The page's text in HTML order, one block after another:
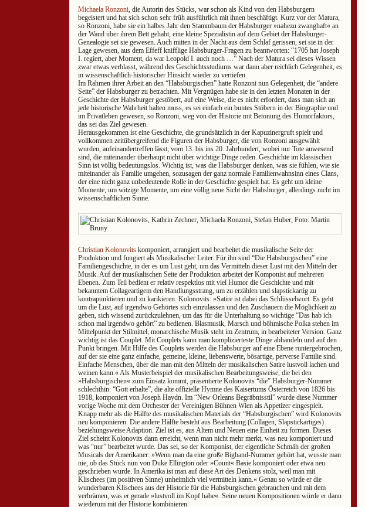
Michaela Ronzoni , die Autorin des Stücks, war schon als Kind von den Habsburgern
begeistert und hat sich schon sehr früh ausführlich mit ihnen beschäftigt. Kurz vor der Matura,
so Ronzoni, habe sie ein halbes Jahr den Stammbaum der Habsburger »nahezu zwanghaft« an
der Wand über ihrem Bett gehabt, eine kleine Spezialistin auf dem Gebiet der Habsburger-
Genealogie sei sie gewesen. Auch mitten in der Nacht aus dem Schlaf gerissen, sei sie in der
Lage gewesen, aus dem Effeff knifflige Habsburger-Fragen zu beantworten: “1705 hat Joseph
I. regiert, aber Moment, da war Leopold I. auch noch …” Nach der Matura sei dieses Wissen
zwar etwas verblasst, während des Geschichtsstudiums war dann aber reichlich Gelegenheit, es
in wissenschaftlich-historischer Hinsicht wieder zu vertiefen.
Im Rahmen ihrer Arbeit an den “Habsburgischen” hatte Ronzoni nun Gelegenheit, die “andere
Seite” der Habsburger zu betrachten. Mit Vergnügen habe sie in den letzten Monaten in der
Geschichte der Habsburger gestöbert, auf eine Weise, die es nicht erfordert, dass man sich an
jede historische Wahrheit halten muss, es sei einfach ein buntes Stöbern in der Biographie und
im Privatleben gewesen, so Ronzoni, weg von der Historie mit Betonung des Humorfaktors,
das sei das Ziel gewesen.
Herausgekommen ist eine Geschichte, die grundsätzlich in der Kapuzinergruft spielt und
vollkommen zeitübergreifend die Figuren der Habsburger, die von Ronzoni ausgewählt
wurden, aufeinandertreffen lässt, vom 13. bis ins 20. Jahrhundert, wobei nur Tote anwesend
sind, die miteinander überhaupt nicht über wichtige Dinge reden. Geschichte im klassischen
Sinn ist völlig bedeutungslos. Wichtig ist, was die Habsburger denken, was sie fühlen, wie sie
miteinander als Familie umgehen, sozusagen der ganz normale Familienwahnsinn eines Clans,
der eine nicht ganz unbedeutende Rolle in der Geschichte gespielt hat. Es geht um kleine
Momente, um witzige Momente, um eine völlig neue Sicht der Habsburger, allerdings nicht im
wissenschaftlichen Sinne.
Christian Kolonovits komponiert, arrangiert und bearbeitet die musikalische Seite der
Produktion und fungiert als Musikalischer Leiter. Für ihn sind “Die Habsburgischen” eine
Familiengeschichte, in der es um Lust geht, um das Vermitteln dieser Lust mit den Mitteln der
Musik. Auf der musikalischen Seite der Produktion arbeitet der Komponist auf mehreren
Ebenen. Zum Teil bedient er relativ respektlos mit viel Humor die Geschichte und mit
bekanntem Collageartigem den Handlungsstrang, um zu erzählen und slapstickartig zu
kontrapunktieren und zu karikieren. Kolonovits: »Satire ist dabei das Schlüsselwort. Es geht
um die Lust, auf irgendwo Gehörtes sich einzulassen und den Zuschauern die Möglichkeit zu
geben, sich wissend zurückzulehnen, um das für die Unterhaltung so wichtige “Das hab ich
schon mal irgendwo gehört” zu bedienen. Blasmusik, Marsch und böhmische Polka stehen im
Mittelpunkt der Stilmittel, monarchische Musik steht im Zentrum, in bearbeiteter Version. Ganz
wichtig ist das Couplet. Mit Couplets kann man komplizierteste Dinge abhandeln und auf den
Punkt bringen. Mit Hilfe des Couplets werden die Habsburger auf eine Ebene runtergebrochen,
auf der sie eine ganz einfache, gemeine, kleine, liebenswerte, bösartige, perverse Familie sind.
Einfache Menschen, über die man mit den Mitteln der musikalischen Satire lustvoll lachen und
weinen kann.« Als Musterbeispiel der musikalischen Bearbeitungsweise, die bei den
»Habsburgischen« zum Einsatz kommt, präsentierte Kolonovits “die” Habsburger-Nummer
schlechthin: “Gott erhalte”, die alte offizielle Hymne des Kaisertums Österreich von 1826 bis
1918, komponiert von Joseph Haydn. Im “New Orleans Begräbnisstil” wurde diese Nummer
vorige Woche mit dem Orchester der Vereinigten Bühnen Wien als Appetizer eingespielt.
Knapp mehr als die Hälfte des musikalischen Materials der “Habsburgischen” wird Kolonovits
neu komponieren. Die andere Hälfte besteht aus Bearbeitung (Collagen, Slapstickartiges)
beziehungsweise Adaption. Ziel ist es, aus Altem und Neuen eine Einheit zu formen. Dieses
Ziel scheint Kolonovits dann erreicht, wenn man nicht mehr merkt, was neu komponiert und
was “nur” bearbeitet wurde. Das sei, so der Komponist, der eigentliche Schmäh der großen
Musicals der Amerikaner: »Wenn man da eine große Bigband-Nummer gehört hat, wusste man
nie, ob das Stück nun von Duke Ellington oder »Count« Basie komponiert oder etwa neu
geschrieben wurde. In Amerika ist man auf diese Art des Denkens stolz, weil man mit
Klischees (im positiven Sinne) unheimlich viel vermitteln kann.« Genau so würde er die
wunderbaren Klischees aus der Historie für die Habsburgischen gebrauchen und mit dem
verbrämen, was er gerade »lustvoll im Kopf habe«. Seine neuen Kompositionen würde er dann
wiederum mit der Historie kombinieren.